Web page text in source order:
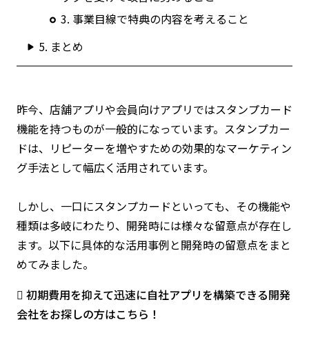
3. 事業目線で特典の内容を考えること
5. まとめ
昨今、店舗アプリや会員向けアプリではスタンプカード
機能を持つものが一般的になっています。スタンプカー
ドは、リピーターを増やすための効果的なマーケティン
グ手法として幅広く活用されています。
しかし、一口にスタンプカードといっても、その機能や
種類は多岐にわたり、開発時には様々な留意点が存在し
ます。以下に具体的な活用事例と開発時の留意点をまと
めてみました。
初期費用を抑えて迅速に自社アプリを構築できる開発
会社をお探しの方はこちら！